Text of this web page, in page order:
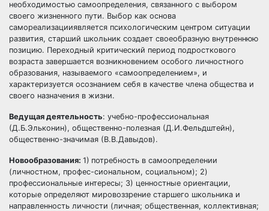
необходимостью самоопределения, связанного с выбором
своего жизненного пути. Выбор как основа
самореализацииявляется психологическим центром ситуации
развития, старший школьник создает своеобразную внутреннюю
позицию. Переходный критический период подросткового
возраста завершается возникновением особого личностного
образования, называемого «самоопределением», и
характеризуется осознанием себя в качестве члена общества и
своего назначения в жизни.
Ведущая деятельность: учебно-профессиональная
(Д.Б.Эльконин), общественно-полезная (Д.И.Фельдштейн),
общественно-значимая (В.В.Давыдов).
Новообразования: 1) потребность в самоопределении
(личностном, профес-сиональном, социальном); 2)
профессиональные интересы; 3) ценностные ориентации,
которые определяют мировоззрение старшего школьника и
направленность личности (личная; общественная, коллективная;